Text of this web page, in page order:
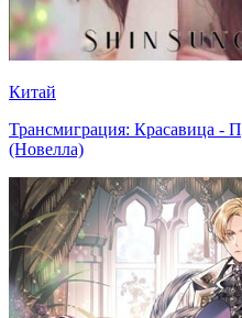
Китай
Трансмиграция: Красавица -
(Новелла)